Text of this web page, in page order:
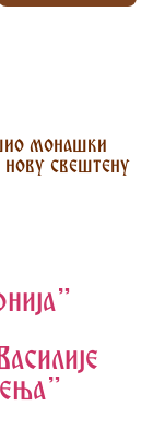
монашки
нову свештену